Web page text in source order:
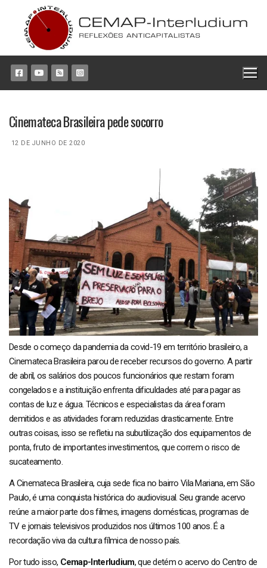
conteúdo
Cinemateca Brasileira pede socorro
12 DE JUNHO DE 2020
Desde o começo da pandemia da covid-19 em território brasileiro, a
Cinemateca Brasileira parou de receber recursos do governo. A partir
de abril, os salários dos poucos funcionários que restam foram
congelados e a instituição enfrenta dificuldades até para pagar as
contas de luz e água. Técnicos e especialistas da área foram
demitidos e as atividades foram reduzidas drasticamente. Entre
outras coisas, isso se refletiu na subutilização dos equipamentos de
ponta, fruto de importantes investimentos, que correm o risco de
sucateamento.
A Cinemateca Brasileira, cuja sede fica no bairro Vila Mariana, em São
Paulo, é uma conquista histórica do audiovisual. Seu grande acervo
reúne a maior parte dos filmes, imagens domésticas, programas de
TV e jornais televisivos produzidos nos últimos 100 anos. É a
recordação viva da cultura fílmica de nosso país.
Por tudo isso, Cemap-Interludium, que detém o acervo do Centro de